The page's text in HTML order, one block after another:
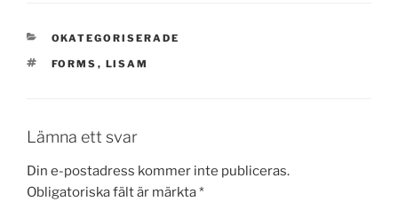
KATEGORIER
OKATEGORISERADE
TAGGAR
FORMS , LISAM
Lämna ett svar
Din e-postadress kommer inte publiceras.
Obligatoriska fält är märkta*